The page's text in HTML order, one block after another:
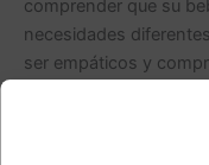
comprender que su
necesidades
ser empáticos y